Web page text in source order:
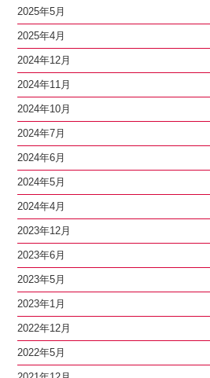
2025年5月
2025年4月
2024年12月
2024年11月
2024年10月
2024年7月
2024年6月
2024年5月
2024年4月
2023年12月
2023年6月
2023年5月
2023年1月
2022年12月
2022年5月